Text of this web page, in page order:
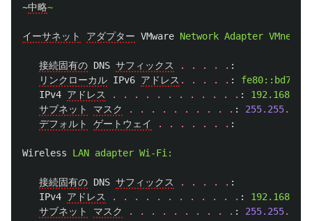
~中略~
イーサネット アダプター VMware Network Adapter VMnet1:
接続固有の DNS サフィックス . . . . . :
リンクローカル IPv6 アドレス . . . . . :
IPv4 アドレス . . . . . . . . . . . . :
サブネット
マスク . . . . . . . . . . : 255.255.
デフォルト
ゲートウェイ . . . . . . . :
Wireless LAN adapter Wi-Fi:
接続固有の DNS サフィックス . . . . . :
IPv4 アドレス . . . . . . . . . . . . :
サブネット
マスク . . . . . . . . . . : 255.255.